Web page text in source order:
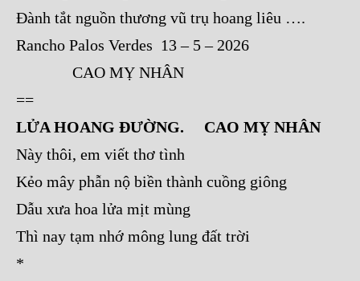
Đành tắt nguồn thương vũ trụ hoang liêu ….
Rancho Palos Verdes 13 – 5 – 2026
CAO MỴ NHÂN
==
LỬA HOANG ĐƯỜNG. CAO MỴ NHÂN
Này thôi, em viết thơ tình
Kẻo mây phẫn nộ biền thành cuồng giông
Dẫu xưa hoa lửa mịt mùng
Thì nay tạm nhớ mông lung đất trời
*